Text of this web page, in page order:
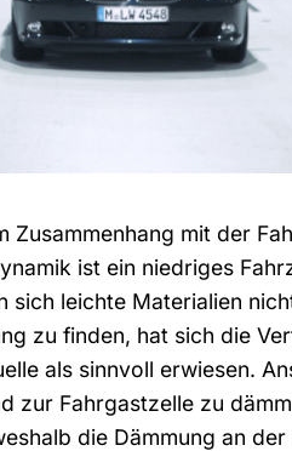
Zusammenhang mit der
ist ein niedriges
leichte Materialien
zu finden, hat sich die
als sinnvoll erwiesen.
zur Fahrgastzelle zu
die Dämmung an